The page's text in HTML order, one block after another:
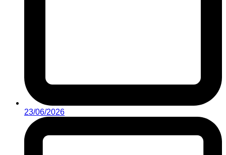
23/06/2026